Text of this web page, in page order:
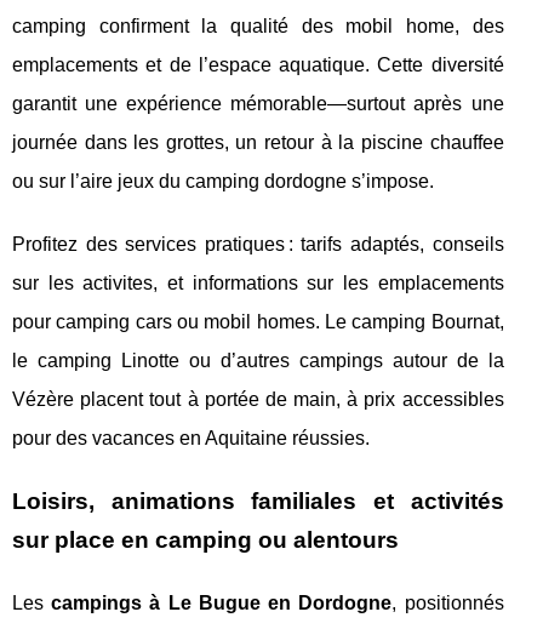
camping confirment la qualité des mobil home, des
emplacements et de l’espace aquatique. Cette diversité
garantit une expérience mémorable—surtout après une
journée dans les grottes, un retour à la piscine chauffee
ou sur l’aire jeux du camping dordogne s’impose.
Profitez des services pratiques : tarifs adaptés, conseils
sur les activites, et informations sur les emplacements
pour camping cars ou mobil homes. Le camping Bournat,
le camping Linotte ou d’autres campings autour de la
Vézère placent tout à portée de main, à prix accessibles
pour des vacances en Aquitaine réussies.
Loisirs, animations familiales et activités
sur place en camping ou alentours
Lescampings à Le Bugue en Dordogne, positionnés